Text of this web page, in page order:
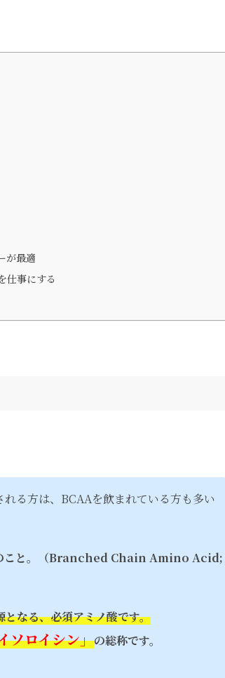
が最適
仕事にする
れる方は、BCAAを飲まれている方も多い
こと。（Branched Chain Amino Acid;
なる、必須アミノ酸です。
ソロイシン」の総称です。